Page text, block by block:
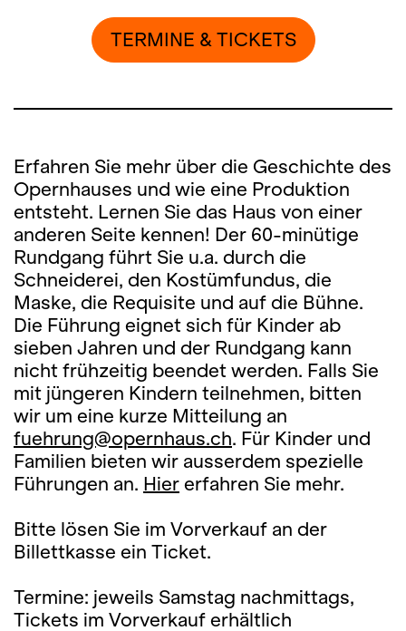
TERMINE & TICKETS
Erfahren Sie mehr über die Geschichte des
Opernhauses und wie eine Produktion
entsteht. Lernen Sie das Haus von einer
anderen Seite kennen! Der 60-minütige
Rundgang führt Sie u.a. durch die
Schneiderei, den Kostümfundus, die
Maske, die Requisite und auf die Bühne.
Die Führung eignet sich für Kinder ab
sieben Jahren und der Rundgang kann
nicht frühzeitig beendet werden. Falls Sie
mit jüngeren Kindern teilnehmen, bitten
wir um eine kurze Mitteilung an
fuehrung@opernhaus.ch. Für Kinder und
Familien bieten wir ausserdem spezielle
Führungen an. Hier erfahren Sie mehr.
Bitte lösen Sie im Vorverkauf an der
Billettkasse ein Ticket.
Termine: jeweils Samstag nachmittags,
Tickets im Vorverkauf erhältlich